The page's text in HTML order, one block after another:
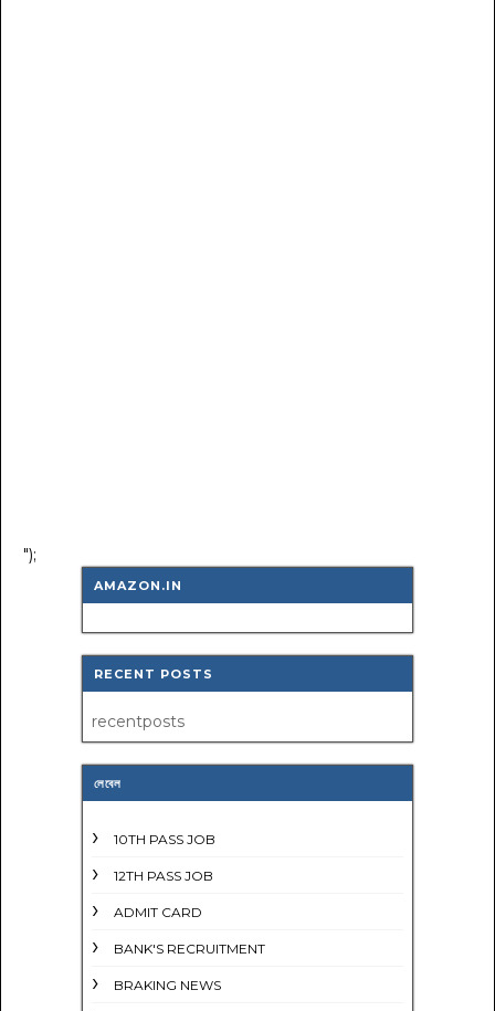
");
AMAZON.IN
RECENT POSTS
recentposts
লেবেল
10TH PASS JOB
12TH PASS JOB
ADMIT CARD
BANK'S RECRUITMENT
BRAKING NEWS